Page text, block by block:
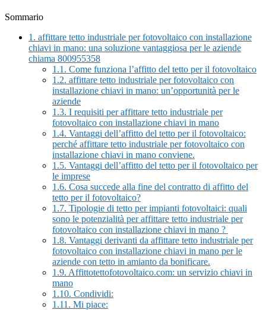
Sommario
1. affittare tetto industriale per fotovoltaico con installazione
chiavi in mano: una soluzione vantaggiosa per le aziende
chiama 800955358
1.1. Come funziona l’affitto del tetto per il fotovoltaico
1.2. affittare tetto industriale per fotovoltaico con
installazione chiavi in mano: un’opportunità per le
aziende
1.3. I requisiti per affittare tetto industriale per
fotovoltaico con installazione chiavi in mano
1.4. Vantaggi dell’affitto del tetto per il fotovoltaico:
perché affittare tetto industriale per fotovoltaico con
installazione chiavi in mano conviene.
1.5. Vantaggi dell’affitto del tetto per il fotovoltaico per
le imprese
1.6. Cosa succede alla fine del contratto di affitto del
tetto per il fotovoltaico?
1.7. Tipologie di tetto per impianti fotovoltaici: quali
sono le potenzialità per affittare tetto industriale per
fotovoltaico con installazione chiavi in mano ?
1.8. Vantaggi derivanti da affittare tetto industriale per
fotovoltaico con installazione chiavi in mano per le
aziende con tetto in amianto da bonificare.
1.9. Affittotettofotovoltaico.com: un servizio chiavi in
mano
1.10. Condividi:
1.11. Mi piace: